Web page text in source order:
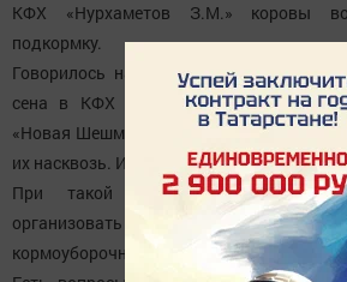
КФХ «Нурхаметов З.М.» коровы
подкормку.
Говорилось на заседании и о том, что
сена в КФХ «Зубов В.С.» и
«Новая Шешма» не выровненные,
их насквозь. Их нужно поправить и
При такой жаркой погоде
организовать ежедневную
кормоуборочных комбайнов в целях